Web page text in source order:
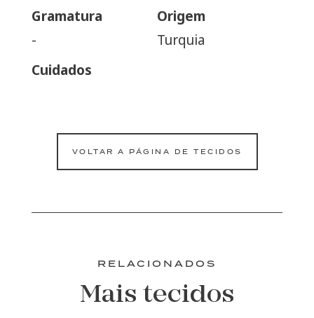
Gramatura
-
Origem
Turquia
Cuidados
VOLTAR A PÁGINA DE TECIDOS
RELACIONADOS
Mais tecidos